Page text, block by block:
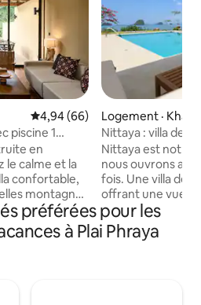
Note moyenne de 4,94 sur 5,
4,94 (66)
piscine 1
en
le calme et la
confortable,
montagnes
privée rien
calme
sur
Logement · Khao
Nittaya : villa de
bord de mer à
Nittaya est notre
nous ouvrons au
fois. Une villa de
offrant une vue
d'Andaman,
d'un étang aux
élégant et d'un
préférées pour les
à Plai Phraya